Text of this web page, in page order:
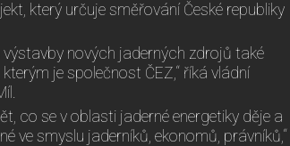
který určuje směřování České republiky
nových jaderných zdrojů také
je společnost ČEZ,“ říká vládní
co se v oblasti jaderné energetiky děje a
ve smyslu jaderníků, ekonomů, právníků,“